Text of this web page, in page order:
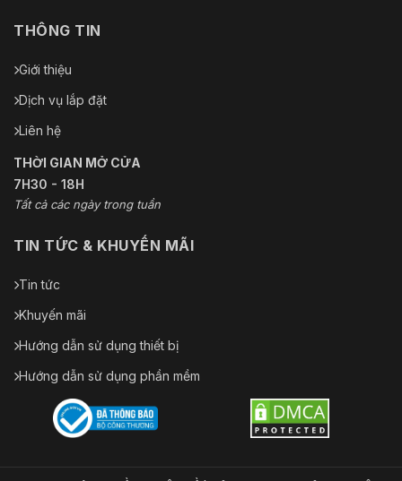
THÔNG TIN
Giới thiệu
Dịch vụ lắp đặt
Liên hệ
THỜI GIAN MỞ CỬA
7H30 - 18H
Tất cả các ngày trong tuần
TIN TỨC & KHUYẾN MÃI
Tin tức
Khuyến mãi
Hướng dẫn sử dụng thiết bị
Hướng dẫn sử dụng phần mềm